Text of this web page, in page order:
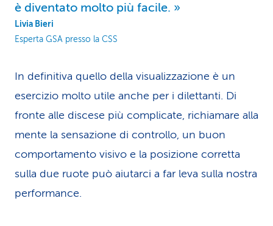
è diventato molto più facile.
Livia Bieri
Esperta GSA presso la CSS
In definitiva quello della visua­liz­za­zione è un
esercizio molto utile anche per i dilettanti. Di
fronte alle discese più complicate, richiamare alla
mente la sensazione di controllo, un buon
comportamento visivo e la posizione corretta
sulla due ruote può aiutarci a far leva sulla nostra
performance.